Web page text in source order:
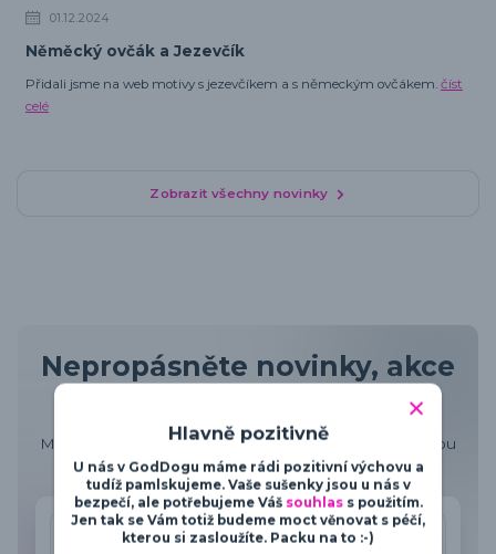
01.12.2024
Něměcký ovčák a Jezevčík
Přidali jsme na web motivy s jezevčíkem a s německým ovčákem. číst
celé
Zobrazit všechny novinky
Nepropásněte novinky, akce
Můžete se kdykoli odhlásit. Zasíláme maximálně jednou
za 14 dnů.
Přihlásit se
Hlavně pozitivně
U nás v GodDogu máme rádi pozitivní výchovu a
tudíž pamlskujeme. Vaše sušenky jsou u nás v
bezpečí, ale potřebujeme Váš souhlass použitím.
Jen tak se Vám totiž budeme moct věnovat s péčí,
kterou si zasloužíte. Packu na to :-)